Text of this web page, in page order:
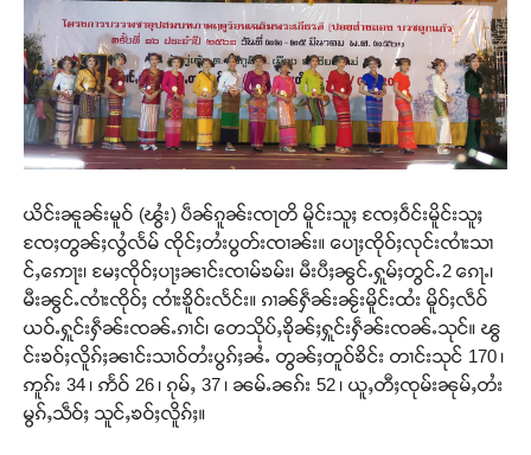
Support SHAN
တ်ႇ တူဝ်ႈလုမ်ႈၾႃႉၼၼ်ႉ ၶဝ်ႈႁူမ်ႈၵမ်ႉထႅမ် ၸုမ်းၶၢ
ဝ်ႇၽူႈတွႆႇႁွၵ်ႈ လႆႈယူႇၶႃႈဢေႃႈ။
Donate Now
ယိင်းၼူၼ်းမူဝ် (ၽွႆး) ပဵၼ်ၵူၼ်းၸႃတိ မိူင်းသူႈ ၸႄႈဝဵင်းမိူင်းသူႈ
ၸႄႈတွၼ်ႈလွႆလႅမ် ၸိုင်ႈတႆးပွတ်းၸၢၼ်း။ ပေႃႈၸိုဝ်ႈလုင်းၸၢႆးသၢ
င်ႇဢေႃး၊ မႄႈၸိုဝ်ႈပႃႈၼၢင်းၸၢမ်ၶမ်း၊ မီးပီႈၼွင်ႉႁူမ်ႈတွင်ႉ2 ၵေႃႉ၊
မီးၼွင်ႉၸၢႆးၸိုဝ်ႈ ၸၢႆးၶိူဝ်းလႅင်း။ ၵၢၼ်ႁဵၼ်းၼႂ်းမိူင်းထႆး မိူဝ်ႈလဵဝ်
ယဝ်ႉႁူင်းႁဵၼ်းၸၼ်ႉၵၢင်၊ တေသိုပ်ႇၶိုၼ်ႈႁူင်းႁဵၼ်းၸၼ်ႉသုင်။ ၽွ
င်းၶဝ်ႈလိူၵ်ႈၼၢင်းသၢဝ်တႆးပွၵ်ႈၼႆႉ တွၼ်ႈတူဝ်ၶိင်း တၢင်းသုင် 170 ၊
ဢူၵ်း 34 ၊ ဢႅဝ် 26 ၊ ၵုမ်ႇ 37 ၊ ၼမ်ႉၼၵ်း 52 ၊ ယူႇတီႈၸုမ်းၼုမ်ႇတႆး
မွၵ်ႇသဵဝ်ႈ သူင်ႇၶဝ်ႈလိူၵ်ႈ။